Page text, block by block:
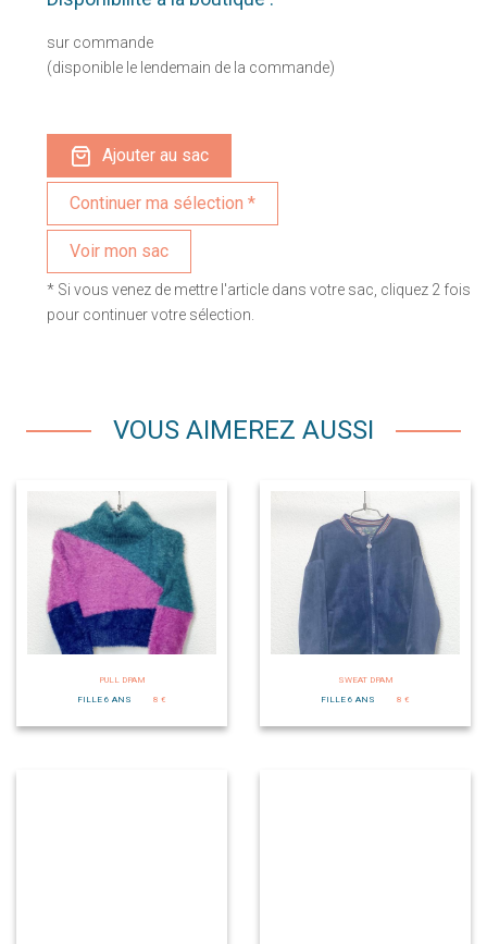
sur commande
(disponible le lendemain de la commande)
Ajouter au sac
Voir mon sac
* Si vous venez de mettre l'article dans votre sac, cliquez 2 fois
pour continuer votre sélection.
VOUS AIMEREZ AUSSI
PULL DPAM
FILLE 6 ANS
8 €
SWEAT DPAM
FILLE 6 ANS
8 €